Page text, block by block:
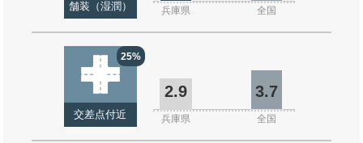
舗装（湿潤） 兵庫県 全国
25%
交差点付近
2.9 3.7
兵庫県 全国